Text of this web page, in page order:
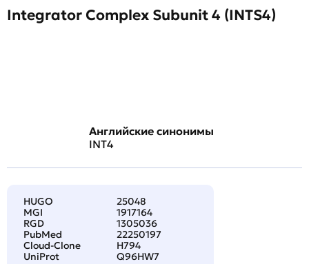
Integrator Complex Subunit 4 (INTS4)
Английские синонимы
INT4
HUGO
25048
MGI
1917164
RGD
1305036
PubMed
22250197
Cloud-Clone
H794
UniProt
Q96HW7